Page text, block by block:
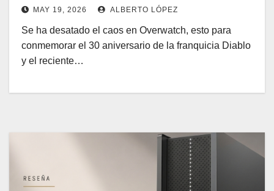
MAY 19, 2026 ALBERTO LÓPEZ
Se ha desatado el caos en Overwatch, esto para
conmemorar el 30 aniversario de la franquicia Diablo
y el reciente…